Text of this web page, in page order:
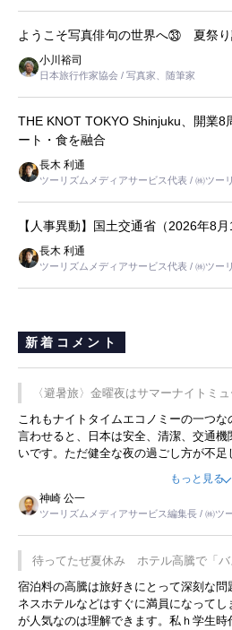
ようこそ写真俳句の世界へ㉝ 夏祭
小川裕司
日本旅行作家協会 / 写真家、随筆家
THE KNOT TOKYO Shinjuku、開業
ート・食を融合
長木 利通
ツーリズムメディアサービス代表 / ㈱ツー
【人事異動】国土交通省（2026年8
長木 利通
ツーリズムメディアサービス代表 / ㈱ツー
新着コメント
〈避暑旅〉金曜夜はサマーナイトミ
これもナイトタイムエコノミーの一つ
言わせると、日本は安全、清潔、交通
いです。ただ健全な夜の過ごし方が不
ような意味で、金曜夜にこのようなイベ
限らず外国人にとっても楽しみが増える
もっと見る
神崎 公一
ツーリズムメディアサービス編集長 / ㈱ツ
待ってたぜ夏休み ホテル高騰で「バ
宿泊料の高騰は旅好きにとって深刻な
ネスホテルなどはすぐに満員になって
が人気なのは理解できます。私ｈ学生